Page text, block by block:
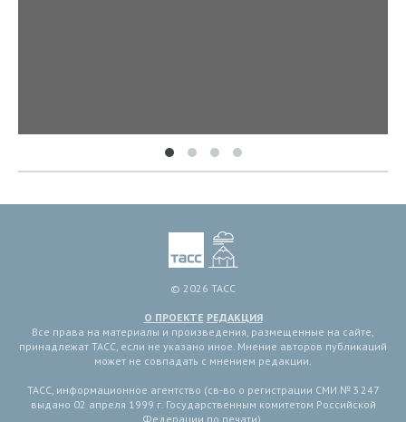
© 2026 ТАСС
О ПРОЕКТЕ РЕДАКЦИЯ
Все права на материалы и произведения, размещенные на сайте,
принадлежат ТАСС, если не указано иное. Мнение авторов публикаций
может не совпадать с мнением редакции.
ТАСС, информационное агентство (св-во о регистрации СМИ № 3 247
выдано 02 апреля 1999 г. Государственным комитетом Российской
Федерации по печати).